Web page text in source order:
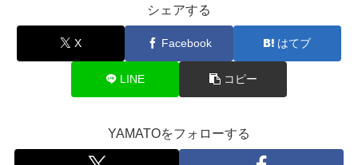
シェアする
X Facebook はてブ
LINE コピー
YAMATOをフォローする